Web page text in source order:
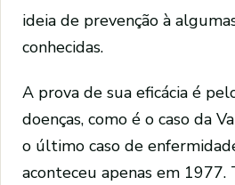
ideia de prevenção à
conhecidas.
A prova de sua eficácia é
doenças, como é o caso da
o último caso de
aconteceu apenas em 1977.